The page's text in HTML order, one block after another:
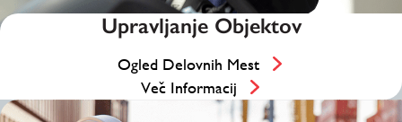
Upravljanje Objektov
Ogled Delovnih Mest
Več Informacij